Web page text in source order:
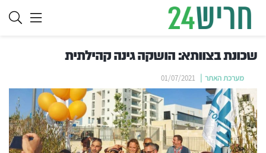
שכונת בצוותא: הושקה גינה קהילתית
מערכת האתר 01/07/2021